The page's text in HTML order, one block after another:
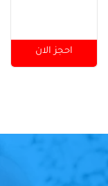
احجز الان